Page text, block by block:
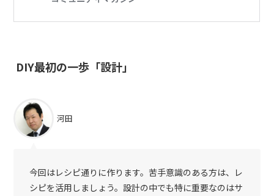
DIY最初の一歩「設計」
河田
今回はレシピ通りに作ります。苦手意識のある方は、レ
シピを活用しましょう。設計の中でも特に重要なのはサ